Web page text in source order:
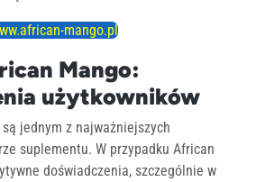
mango.pl
Mango:
użytkowników
jednym z najważniejszych
suplementu. W przypadku African
doświadczenia, szczególnie w